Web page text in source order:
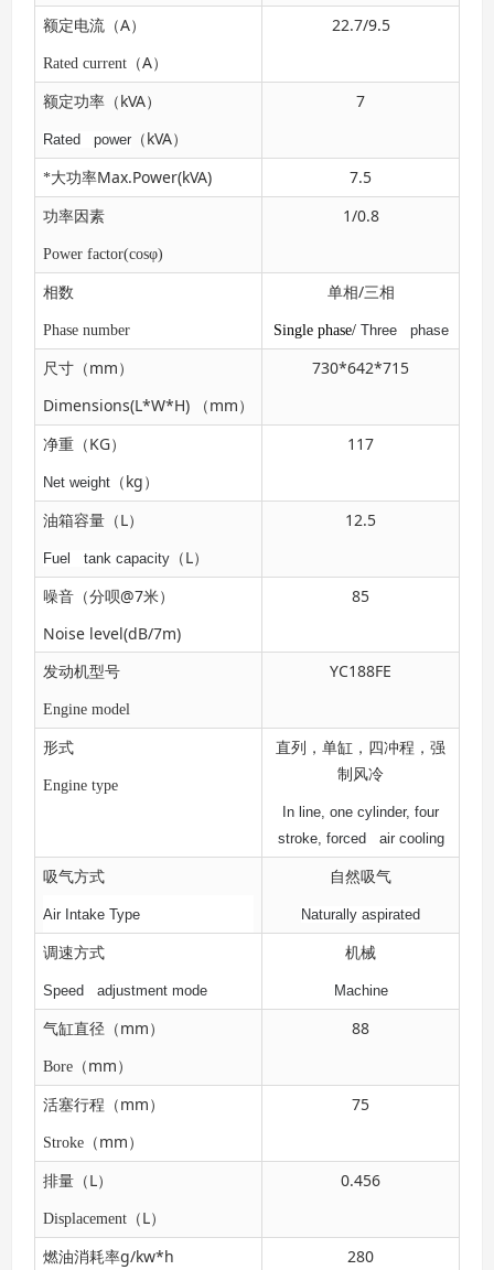
额定电流（A）
Rated current （A）
22.7/9.5
额定功率（ kVA）
Rated power （ kVA）
7
*大功率Max.Power(kVA) 7.5
功率因素
Power factor(cosφ)
1/0.8
相数
Phase number
单相/三相
Single phase/ Three phase
尺寸（ mm ）
Dimensions(L*W*H) （ mm ）
730*642*715
净重（ KG）
Net weight （ kg ）
117
油箱容量（ L）
Fuel tank capacity （ L）
12.5
噪音（分呗@7米）
Noise level(dB/7m)
85
发动机型号
Engine model
YC188FE
形式
Engine type
直列，单缸，四冲程，强
制风冷
In line, one cylinder, four
stroke, forced air cooling
吸气方式
Air Intake Type
自然吸气
Naturally aspirated
调速方式
Speed adjustment mode
机械
Machine
气缸直径（ mm ）
Bore （ mm ）
88
活塞行程（ mm ）
Stroke （ mm ）
75
排量（ L）
Displacement （ L）
0.456
燃油消耗率g/kw*h 280